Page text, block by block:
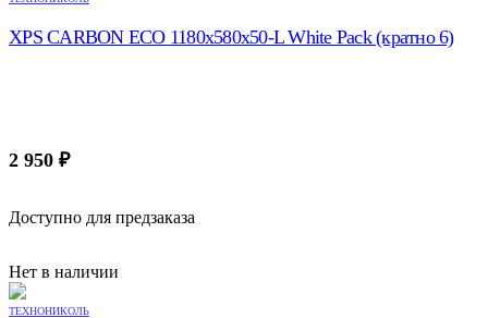
XPS CARBON ECO 1180х580х50-L White Pack (кратно 6)
2 950 ₽
Доступно для предзаказа
Нет в наличии
ТЕХНОНИКОЛЬ